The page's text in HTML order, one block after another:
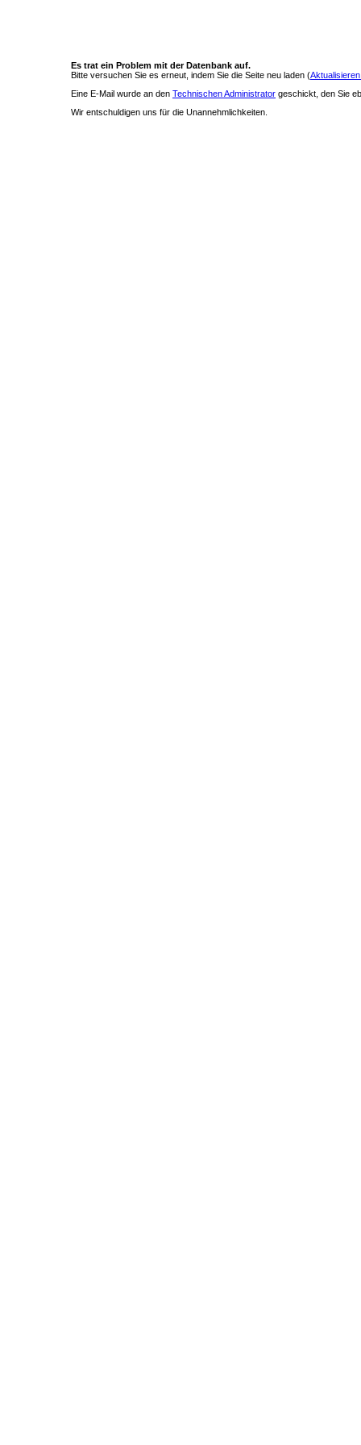
Es trat ein Problem mit der Datenbank auf.
Bitte versuchen Sie es erneut, indem Sie die Seite neu laden (
Eine E-Mail wurde an den Technischen Administrator geschickt, den Sie
Wir entschuldigen uns für die Unannehmlichkeiten.